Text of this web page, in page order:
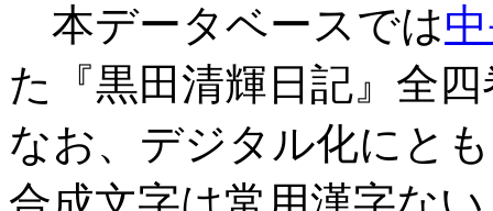
本データベースでは
た『黒田清輝日記』全
なお、デジタル化にと